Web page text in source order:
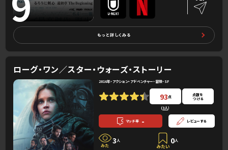
もっと詳しくみる
ローグ・ワン／スター・ウォーズ・ストーリー
2016年・アクション・アドベンチャー・冒険・SF
93 点
(3人）
点数を
つける
マッチ率 - レビューする
3人 0人